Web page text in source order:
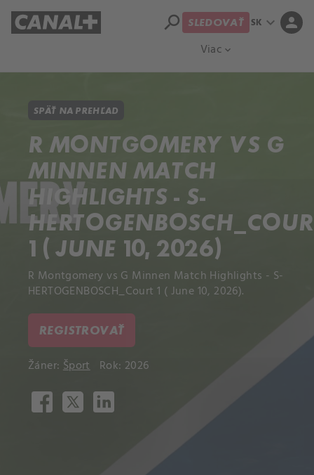
Viac expand_more
search SLEDOVAŤ SK expand_more person
SPÄŤ NA PREHĽAD
R MONTGOMERY VS G
MINNEN MATCH
HIGHLIGHTS - S-
1 ( JUNE 10, 2026)
R Montgomery vs G Minnen Match Highlights - S-
HERTOGENBOSCH_Court 1 ( June 10, 2026).
REGISTROVAŤ
Žáner: Šport Rok: 2026